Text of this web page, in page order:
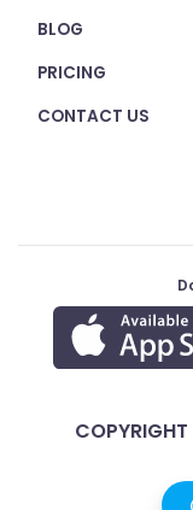
BLOG
PRICING
CONTACT US